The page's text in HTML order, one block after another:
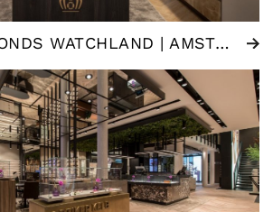
COSTER DIAMONDS WATCHLAND | AMSTERDAM (NL)